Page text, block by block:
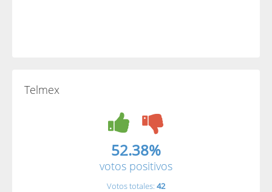
Telmex
52.38%
votos positivos
Votos totales: 42